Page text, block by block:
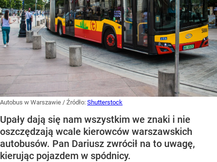
Autobus w Warszawie / Źródło: Shutterstock
Upały dają się nam wszystkim we znaki i nie
oszczędzają wcale kierowców warszawskich
autobusów. Pan Dariusz zwrócił na to uwagę,
kierując pojazdem w spódnicy.